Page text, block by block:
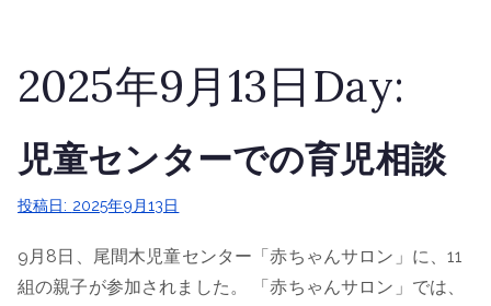
2025年9月13日Day:
児童センターでの育児相談
投稿日: 2025年9月13日
9月8日、尾間木児童センター「赤ちゃんサロン」に、11
組の親子が参加されました。 「赤ちゃんサロン」では、